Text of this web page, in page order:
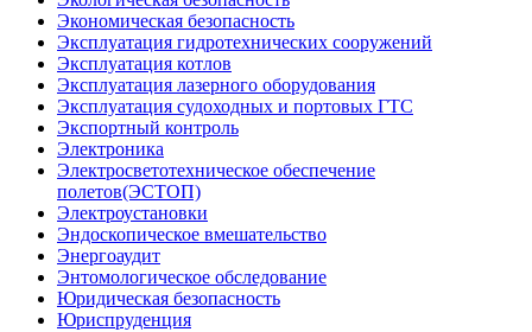
Экономическая безопасность
Эксплуатация гидротехнических сооружений
Эксплуатация котлов
Эксплуатация лазерного оборудования
Эксплуатация судоходных и портовых ГТС
Экспортный контроль
Электроника
Электросветотехническое обеспечение
полетов(ЭСТОП)
Электроустановки
Эндоскопическое вмешательство
Энергоаудит
Энтомологическое обследование
Юридическая безопасность
Юриспруденция